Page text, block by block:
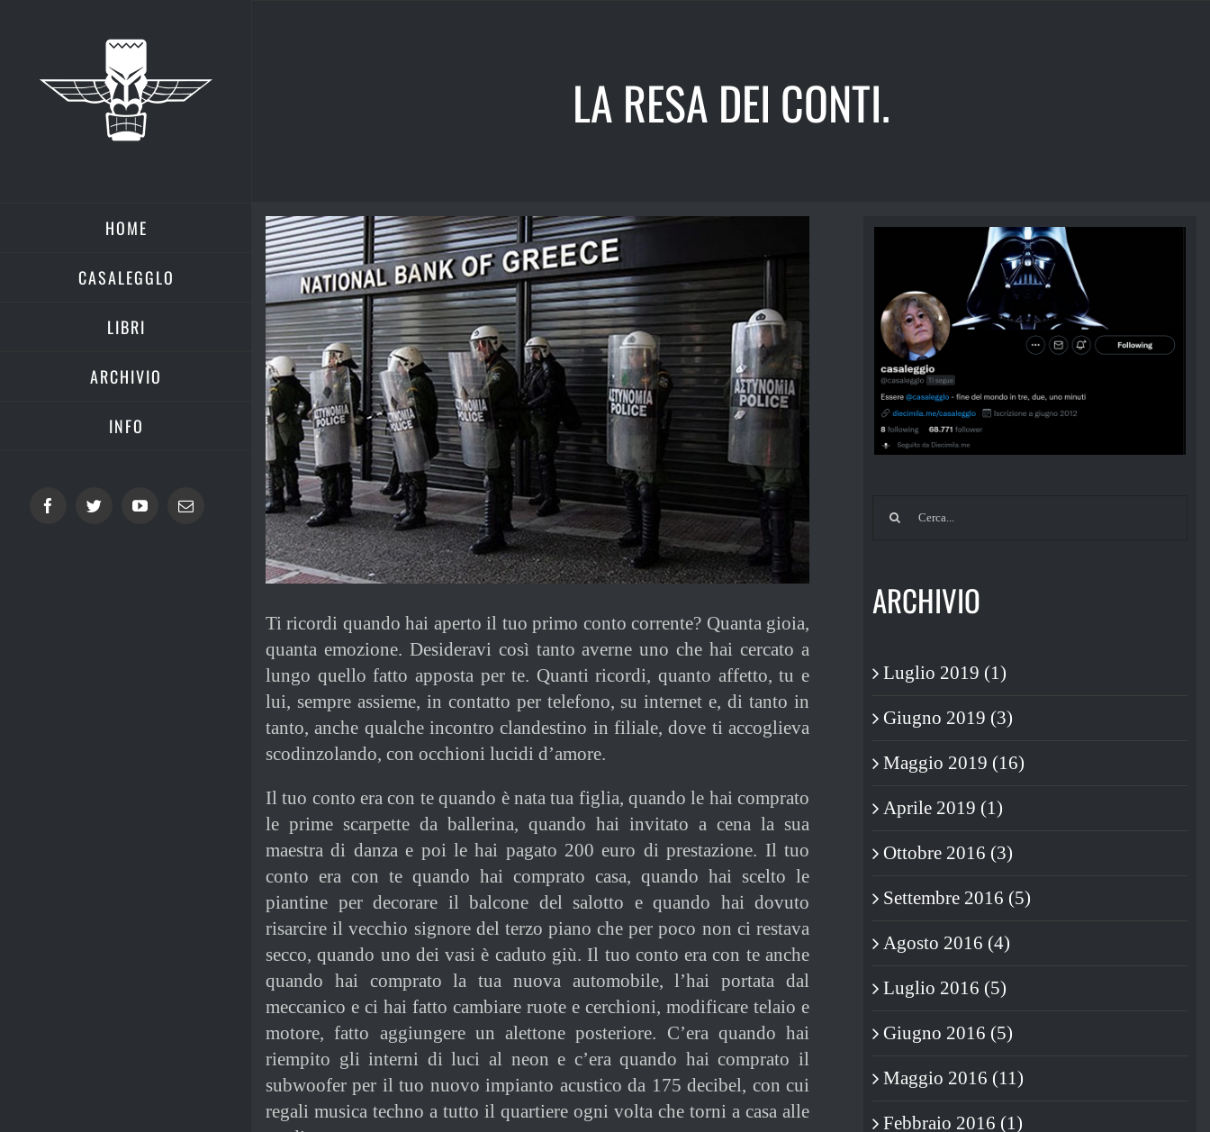
HOME
CASALEGGLO
LIBRI
ARCHIVIO
INFO
FacebookTwitterYouTubeEmail
LA RESA DEI CONTI.
Ingrandisci
immagine
Ti ricordi quando hai aperto il tuo primo conto corrente? Quanta gioia,
quanta emozione. Desideravi così tanto averne uno che hai cercato a
lungo quello fatto apposta per te. Quanti ricordi, quanto affetto, tu e
lui, sempre assieme, in contatto per telefono, su internet e, di tanto in
tanto, anche qualche incontro clandestino in filiale, dove ti accoglieva
scodinzolando, con occhioni lucidi d’amore.
Il tuo conto era con te quando è nata tua figlia, quando le hai comprato
le prime scarpette da ballerina, quando hai invitato a cena la sua
maestra di danza e poi le hai pagato 200 euro di prestazione. Il tuo
conto era con te quando hai comprato casa, quando hai scelto le
piantine per decorare il balcone del salotto e quando hai dovuto
risarcire il vecchio signore del terzo piano che per poco non ci restava
secco, quando uno dei vasi è caduto giù. Il tuo conto era con te anche
quando hai comprato la tua nuova automobile, l’hai portata dal
meccanico e ci hai fatto cambiare ruote e cerchioni, modificare telaio e
motore, fatto aggiungere un alettone posteriore. C’era quando hai
riempito gli interni di luci al neon e c’era quando hai comprato il
subwoofer per il tuo nuovo impianto acustico da 175 decibel, con cui
regali musica techno a tutto il quartiere ogni volta che torni a casa alle
Cerca
ARCHIVIO
Luglio 2019 (1)
Giugno 2019 (3)
Maggio 2019 (16)
Aprile 2019 (1)
Ottobre 2016 (3)
Settembre 2016 (5)
Agosto 2016 (4)
Luglio 2016 (5)
Giugno 2016 (5)
Maggio 2016 (11)
Febbraio 2016 (1)